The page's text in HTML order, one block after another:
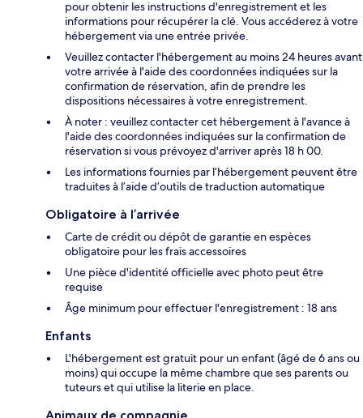
pour obtenir les instructions d'enregistrement et les
informations pour récupérer la clé. Vous accéderez à votre
hébergement via une entrée privée.
Veuillez contacter l'hébergement au moins 24 heures avant
votre arrivée à l'aide des coordonnées indiquées sur la
confirmation de réservation, afin de prendre les
dispositions nécessaires à votre enregistrement.
À noter : veuillez contacter cet hébergement à l'avance à
l'aide des coordonnées indiquées sur la confirmation de
réservation si vous prévoyez d'arriver après 18 h 00.
Les informations fournies par l’hébergement peuvent être
traduites à l’aide d’outils de traduction automatique
Obligatoire à l’arrivée
Carte de crédit ou dépôt de garantie en espèces
obligatoire pour les frais accessoires
Une pièce d'identité officielle avec photo peut être
requise
Âge minimum pour effectuer l'enregistrement : 18 ans
Enfants
L'hébergement est gratuit pour un enfant (âgé de 6 ans ou
moins) qui occupe la même chambre que ses parents ou
tuteurs et qui utilise la literie en place.